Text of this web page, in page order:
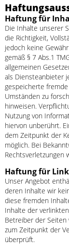
Haftung für
Die Inhalte unserer
die Richtigkeit,
jedoch keine
gemäß § 7 Abs.1
allgemeinen
als Diensteanbieter
gespeicherte
Umständen zu
hinweisen.
Nutzung von
hiervon unberührt.
dem Zeitpunkt der
möglich. Bei
Rechtsverletzungen
Haftung für
Unser Angebot
deren Inhalte wir
diese fremden
Inhalte der
Betreiber der
zum Zeitpunkt der
überprüft.